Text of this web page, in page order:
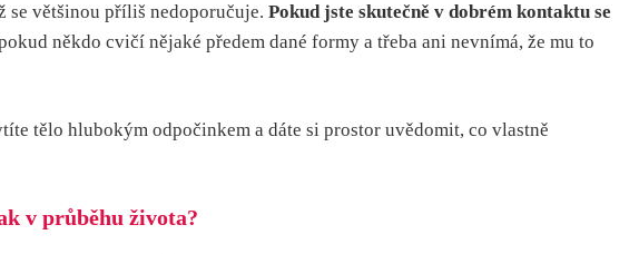
se většinou příliš nedoporučuje. Pokud jste skutečně v dobrém kontaktu se
někdo cvičí nějaké předem dané formy a třeba ani nevnímá, že mu to
tělo hlubokým odpočinkem a dáte si prostor uvědomit, co vlastně
v průběhu života?